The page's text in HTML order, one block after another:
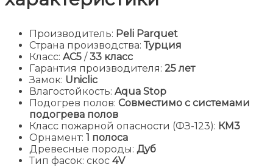
Производитель: Peli Parquet
Страна производства: Турция
Класс: AC5 /33 класс
Гарантия производителя: 25 лет
Замок: Uniclic
Влагостойкость: Aqua Stop
Подогрев полов: Совместимо с системами
подогрева полов
Класс пожарной опасности (ФЗ-123): КМ3
Орнамент: 1 полоса
Древесные породы: Дуб
Тип фасок: скос 4V